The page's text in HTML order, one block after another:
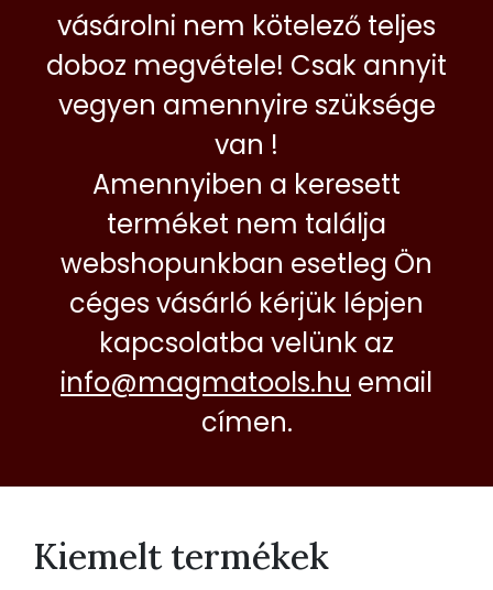
vásárolni nem kötelező teljes
doboz megvétele! Csak annyit
vegyen amennyire szüksége
van !
Amennyiben a keresett
terméket nem találja
webshopunkban esetleg Ön
céges vásárló kérjük lépjen
kapcsolatba velünk az
info@magmatools.hu email
címen.
Kiemelt termékek